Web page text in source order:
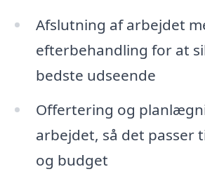
Afslutning af arbejdet
efterbehandling for at
bedste udseende
Offertering og
arbejdet, så det passer
og budget